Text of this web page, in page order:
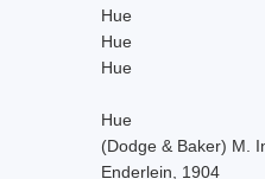
Hue
Hue
Hue
Hue
(Dodge & Baker) M.
Enderlein, 1904